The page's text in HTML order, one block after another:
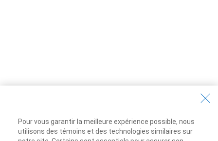
Pour vous garantir la meilleure expérience possible, nous
utilisons des témoins et des technologies similaires sur